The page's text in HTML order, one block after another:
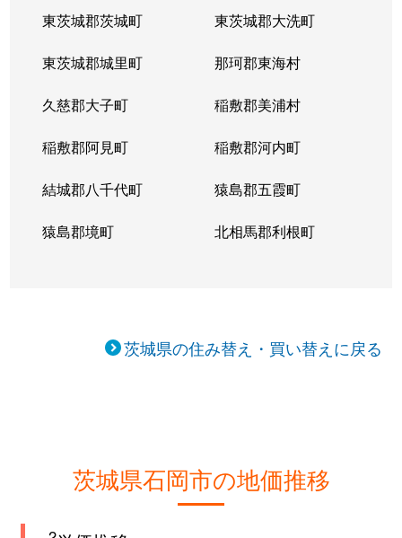
東茨城郡茨城町 東茨城郡大洗町
東茨城郡城里町 那珂郡東海村
久慈郡大子町 稲敷郡美浦村
稲敷郡阿見町 稲敷郡河内町
結城郡八千代町 猿島郡五霞町
猿島郡境町 北相馬郡利根町
茨城県の住み替え・買い替えに戻る
茨城県石岡市の地価推移